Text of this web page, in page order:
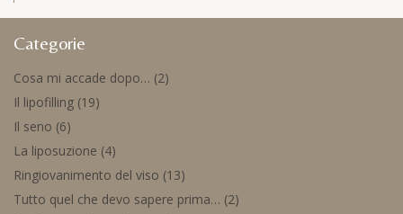
Categorie
Cosa mi accade dopo… (2)
Il lipofilling (19)
Il seno (6)
La liposuzione (4)
Ringiovanimento del viso (13)
Tutto quel che devo sapere prima… (2)